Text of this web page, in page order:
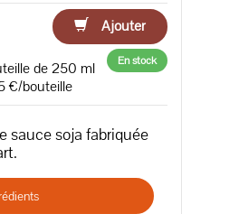
Ajouter
de 250 ml
€/bouteille
En stock
sauce soja fabriquée